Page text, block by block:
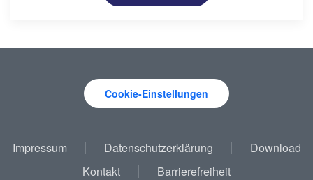
Cookie-Einstellungen
Impressum Datenschutzerklärung
Download
Kontakt
Barrierefreiheit